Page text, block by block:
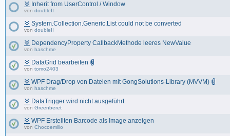
Inherit from UserControl / Window
von doubleII
System.Collection.Generic.List could not be converted
von doubleII
DependencyProperty CallbackMethode leeres NewValue
von haschme
DataGrid bearbeiten
von tomo2403
WPF Drag/Drop von Dateien mit GongSolutions-Library (MVVM)
von haschme
DataTrigger wird nicht ausgeführt
von Greenberet
WPF Erstellten Barcode als Image anzeigen
von Chocoemilio